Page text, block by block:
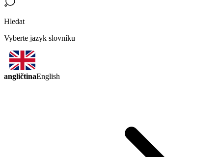
Hledat
Vyberte jazyk slovníku
angličtinaEnglish